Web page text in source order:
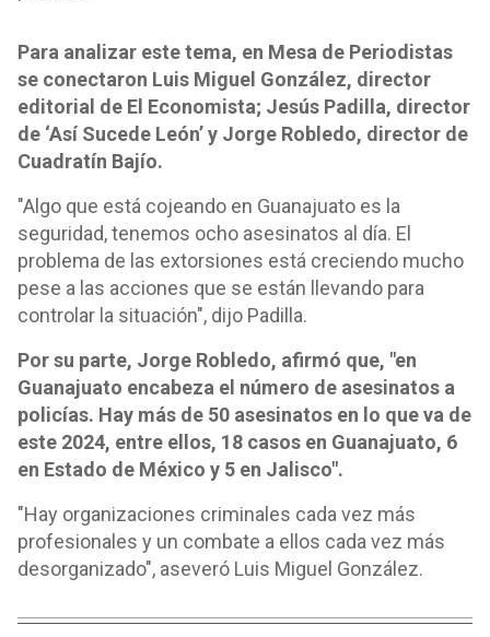
Para analizar este tema, en Mesa de Periodistas
se conectaron Luis Miguel González, director
editorial de El Economista; Jesús Padilla, director
de ‘Así Sucede León’ y Jorge Robledo, director de
Cuadratín Bajío.
"Algo que está cojeando en Guanajuato es la
seguridad, tenemos ocho asesinatos al día. El
problema de las extorsiones está creciendo mucho
pese a las acciones que se están llevando para
controlar la situación", dijo Padilla.
Por su parte, Jorge Robledo, afirmó que, "en
Guanajuato encabeza el número de asesinatos a
policías. Hay más de 50 asesinatos en lo que va de
este 2024, entre ellos, 18 casos en Guanajuato, 6
en Estado de México y 5 en Jalisco".
"Hay organizaciones criminales cada vez más
profesionales y un combate a ellos cada vez más
desorganizado", aseveró Luis Miguel González.